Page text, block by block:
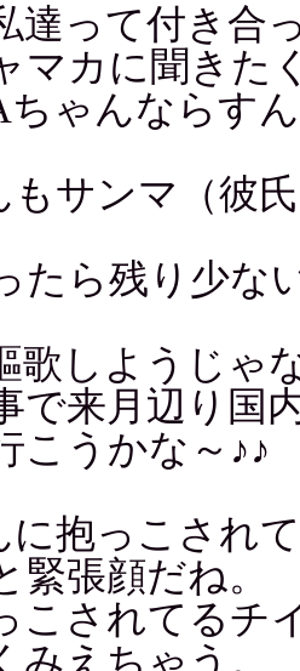
達って付き合
マカに聞きた
ちゃんならす
もサンマ（彼
たら残り少な
歌しようじゃ
で来月辺り国
こうかな～♪♪
に抱っこされ
緊張顔だね。
こされてるチ
みえちゃう。